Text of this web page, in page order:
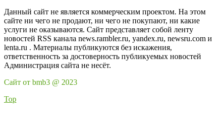
Данный сайт не является коммерческим проектом. На этом
сайте ни чего не продают, ни чего не покупают, ни какие
услуги не оказываются. Сайт представляет собой ленту
новостей RSS канала news.rambler.ru, yandex.ru, newsru.com и
lenta.ru . Материалы публикуются без искажения,
ответственность за достоверность публикуемых новостей
Администрация сайта не несёт.
Сайт от bmb3 @ 2023
Top